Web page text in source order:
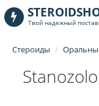
Твой надежный
Стероиды